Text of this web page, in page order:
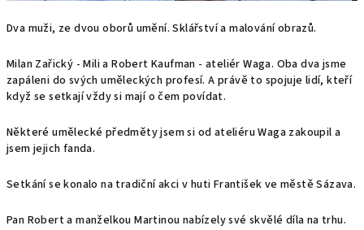
Dva muži, ze dvou oborů umění. Sklářství a malování obrazů.
Milan Zařický - Mili a Robert Kaufman - ateliér Waga. Oba dva jsme
zapáleni do svých uměleckých profesí. A právě to spojuje lidí, kteří
když se setkají vždy si mají o čem povídat.
Některé umělecké předměty jsem si od ateliéru Waga zakoupil a
jsem jejich fanda.
Setkání se konalo na tradiční akci v huti František ve městě Sázava.
Pan Robert a manželkou Martinou nabízely své skvělé díla na trhu.